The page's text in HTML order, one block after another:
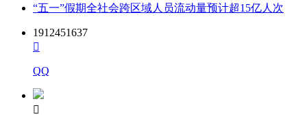
“五一”假期全社会跨区域人员流动量预计超15亿人次
1912451637

QQ
